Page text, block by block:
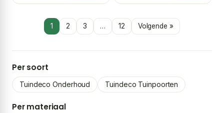
1 2 3 … 12 Volgende »
Per soort
Tuindeco Onderhoud Tuindeco Tuinpoorten
Per materiaal